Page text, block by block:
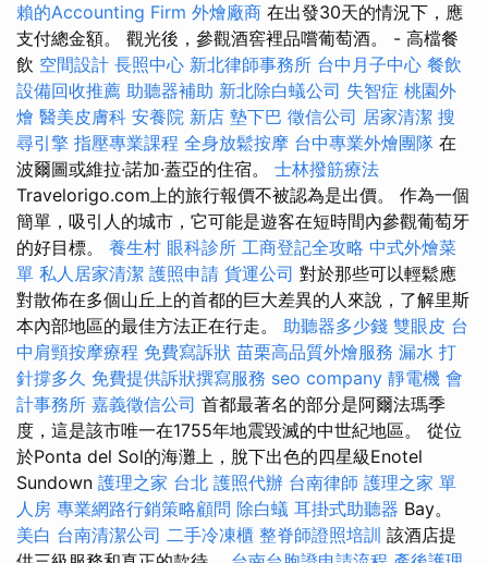
賴的Accounting Firm 外燴廠商 在出發30天的情況下，應
支付總金額。 觀光後，參觀酒窖裡品嚐葡萄酒。 - 高檔餐
飲 空間設計 長照中心 新北律師事務所 台中月子中心 餐飲
設備回收推薦 助聽器補助 新北除白蟻公司 失智症 桃園外
燴 醫美皮膚科 安養院 新店 墊下巴 徵信公司 居家清潔 搜
尋引擎 指壓專業課程 全身放鬆按摩 台中專業外燴團隊 在
波爾圖或維拉·諾加·蓋亞的住宿。 士林撥筋療法
Travelorigo.com上的旅行報價不被認為是出價。 作為一個
簡單，吸引人的城市，它可能是遊客在短時間內參觀葡萄牙
的好目標。 養生村 眼科診所 工商登記全攻略 中式外燴菜
單 私人居家清潔 護照申請 貨運公司 對於那些可以輕鬆應
對散佈在多個山丘上的首都的巨大差異的人來說，了解里斯
本內部地區的最佳方法正在行走。 助聽器多少錢 雙眼皮 台
中肩頸按摩療程 免費寫訴狀 苗栗高品質外燴服務 漏水 打
針撐多久 免費提供訴狀撰寫服務 seo company 靜電機 會
計事務所 嘉義徵信公司 首都最著名的部分是阿爾法瑪季
度，這是該市唯一在1755年地震毀滅的中世紀地區。 從位
於Ponta del Sol的海灘上，脫下出色的四星級Enotel
Sundown 護理之家 台北 護照代辦 台南律師 護理之家 單
人房 專業網路行銷策略顧問 除白蟻 耳掛式助聽器 Bay。
美白 台南清潔公司 二手冷凍櫃 整脊師證照培訓 該酒店提